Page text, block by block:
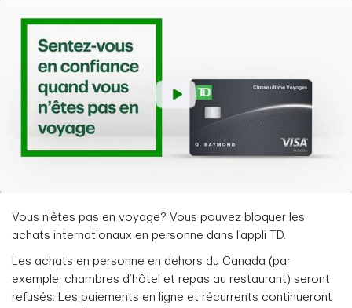
Vous n’êtes pas en voyage? Vous pouvez bloquer les
achats internationaux en personne dans l’appli TD.
Les achats en personne en dehors du Canada (par
exemple, chambres d’hôtel et repas au restaurant) seront
refusés. Les paiements en ligne et récurrents continueront